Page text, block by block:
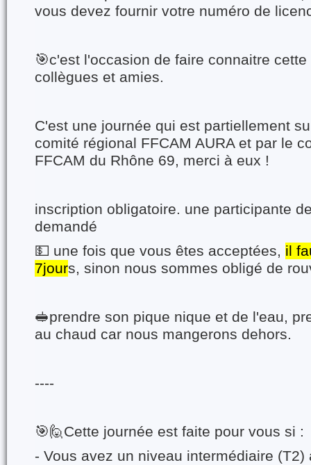
vous devez fournir votre numéro de
🎯c'est l'occasion de faire connaitre
collègues et amies.
C'est une journée qui est partiellement
comité régional FFCAM AURA et par le
FFCAM du Rhône 69, merci à eux !
inscription obligatoire. une participante
demandé
💵 une fois que vous êtes acceptées, il
7jours, sinon nous sommes obligé de
🥪prendre son pique nique et de l'eau,
au chaud car nous mangerons dehors.
----
🎯🙋Cette journée est faite pour vous si :
- Vous avez un niveau intermédiaire (T2)